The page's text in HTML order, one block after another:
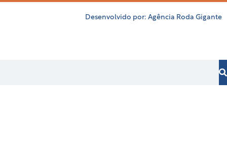
Desenvolvido por: Agência Roda Gigante